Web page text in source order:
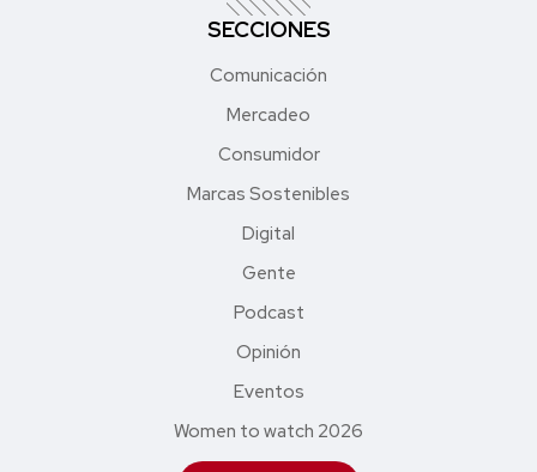
SECCIONES
Comunicación
Mercadeo
Consumidor
Marcas Sostenibles
Digital
Gente
Podcast
Opinión
Eventos
Women to watch 2026